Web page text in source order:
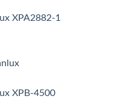
XPA2882-1
XPB-4500